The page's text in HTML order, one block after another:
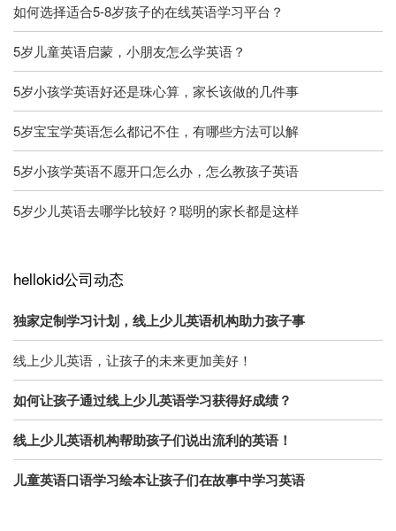
如何选择适合5-8岁孩子的在线英语学习平台？
5岁儿童英语启蒙，小朋友怎么学英语？
5岁小孩学英语好还是珠心算，家长该做的几件事
5岁宝宝学英语怎么都记不住，有哪些方法可以解
5岁小孩学英语不愿开口怎么办，怎么教孩子英语
5岁少儿英语去哪学比较好？聪明的家长都是这样
hellokid公司动态
独家定制学习计划，线上少儿英语机构助力孩子事
线上少儿英语，让孩子的未来更加美好！
如何让孩子通过线上少儿英语学习获得好成绩？
线上少儿英语机构帮助孩子们说出流利的英语！
儿童英语口语学习绘本让孩子们在故事中学习英语